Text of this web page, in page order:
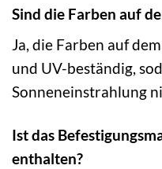
Sind die Farben auf
Ja, die Farben auf
und UV-beständig,
Sonneneinstrahlung
Ist das
enthalten?